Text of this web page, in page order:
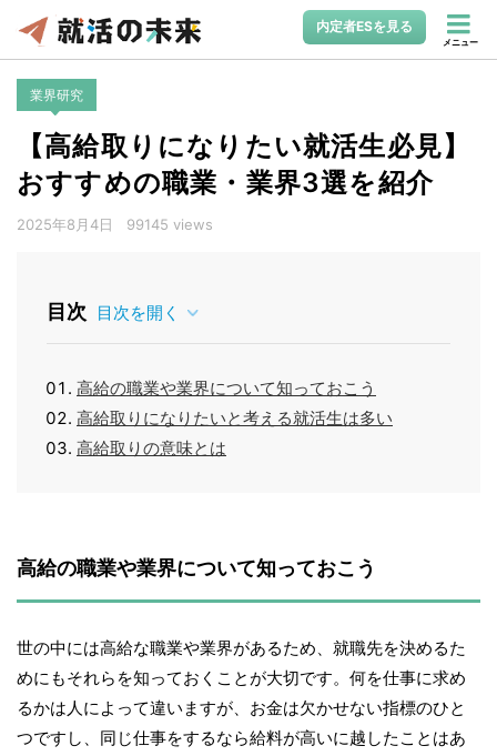
内定者ESを見る
メニュー
業界研究
【高給取りになりたい就活生必見】
おすすめの職業・業界3選を紹介
2025年8月4日 99145 views
目次 目次を開く
高給の職業や業界について知っておこう
高給取りになりたいと考える就活生は多い
高給取りの意味とは
高給の職業や業界について知っておこう
世の中には高給な職業や業界があるため、就職先を決めるた
めにもそれらを知っておくことが大切です。何を仕事に求め
るかは人によって違いますが、お金は欠かせない指標のひと
つですし、同じ仕事をするなら給料が高いに越したことはあ